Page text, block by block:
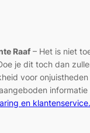
Raaf – Het is niet
je dit toch dan
voor
en klantenservice.